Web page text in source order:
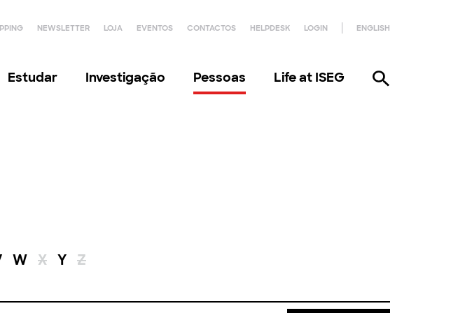
NEWSLETTER LOJA EVENTOS CONTACTOS HELPDESK LOGIN ENGLISH
Estudar Investigação Pessoas Life at ISEG
W X Y Z